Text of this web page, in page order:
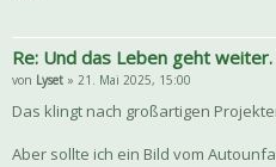
Re: Und das Leben geht weiter.
von Lyset » 21. Mai 2025, 15:00
Das klingt nach großartigen
Aber sollte ich ein Bild vom